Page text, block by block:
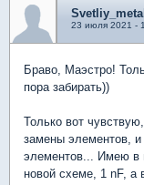
Svetliy_metall
23 июля 2021 -
Браво, Маэстро!
пора забирать))
Только вот
замены элементов,
элементов... Имею в
новой схеме, 1 nF, а